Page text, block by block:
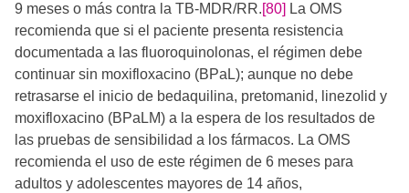
9 meses o más contra la TB-MDR/RR.[80] ​ La OMS
recomienda que si el paciente presenta resistencia
documentada a las fluoroquinolonas, el régimen debe
continuar sin moxifloxacino (BPaL); aunque no debe
retrasarse el inicio de bedaquilina, pretomanid, linezolid y
moxifloxacino (BPaLM) a la espera de los resultados de
las pruebas de sensibilidad a los fármacos. La OMS
recomienda el uso de este régimen de 6 meses para
adultos y adolescentes mayores de 14 años,